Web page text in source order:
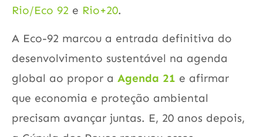
Rio/Eco 92 e Rio+20.
A Eco-92 marcou a entrada definitiva do
desenvolvimento sustentável na agenda
global ao propor a Agenda 21 e afirmar
que economia e proteção ambiental
precisam avançar juntas. E, 20 anos depois,